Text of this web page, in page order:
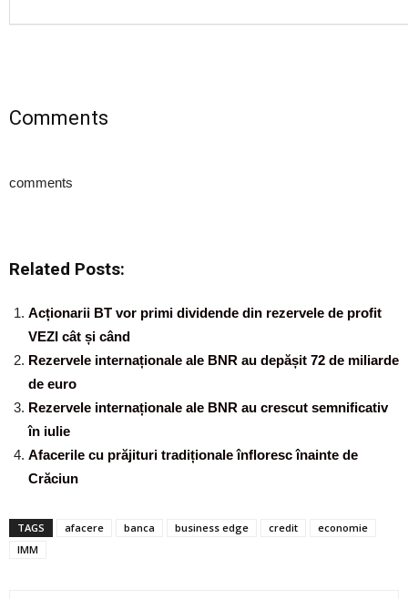
Comments
comments
Related Posts:
Acționarii BT vor primi dividende din rezervele de profit
VEZI cât și când
Rezervele internaționale ale BNR au depășit 72 de miliarde
de euro
Rezervele internaționale ale BNR au crescut semnificativ
în iulie
Afacerile cu prăjituri tradiționale înfloresc înainte de
Crăciun
TAGS afacere banca business edge credit
economie
IMM